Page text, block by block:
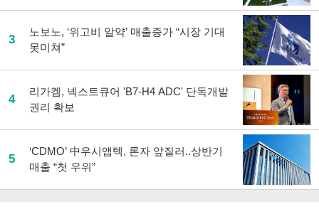
3
노보노, ‘위고비 알약’ 매출증가 “시장 기대
못미쳐”
4
리가켐, 넥스트큐어 'B7-H4 ADC' 단독개발
권리 확보
5
‘CDMO’ 中우시앱텍, 론자 앞질러..상반기
매출 “첫 우위”